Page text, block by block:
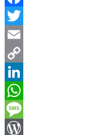
Facebook
Twitter
Email
Copy
Link
LinkedIn
WhatsApp
Message